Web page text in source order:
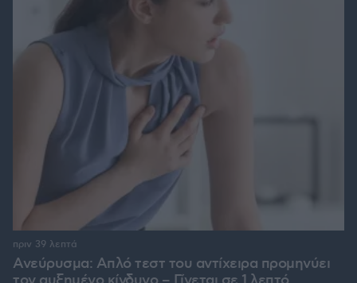
Ανεύρυσμα: Απλό τεστ του αντίχειρα προμηνύει
πριν 39 λεπτά